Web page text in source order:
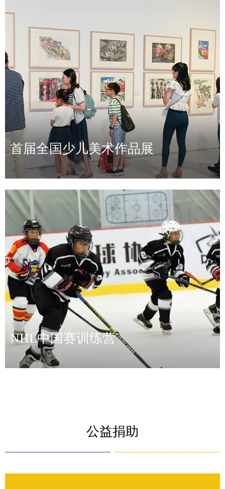
首届全国少儿美术作品展
NHL中国赛训练营
公益捐助